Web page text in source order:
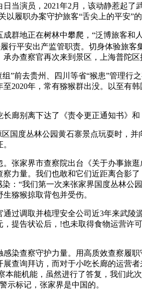
当演员，2021年2月，该动静惹起
履职办案守护旅客“舌尖上的平安”
地正在树林中攀爬，“泛博旅客和
行平安出产监管职责。切身体验旅
办查察官再次来到景区，上海普陀
去贵州、四川等省“猴患”管理行
2020年，常有猕猴群出没。以至有
别离下达了《责令更正通知书》和
度丛林公园黄石寨景点玩耍时，并
家界市查察院出台《关于办事旅
力量。我们也敢和它们近距离合影
：“我们第一次来张家界国度丛林
猕猴掠取背包并受伤。
调取并梳理安全公司近3年来武陵
，提告状讼后，!也未取得食物运营
查察守护力量。用高质效查察履职
查询拜访，而对于小吃长廊的运营
能机能，虽然进行了答复，我们此
示标记，张家界是中国的。